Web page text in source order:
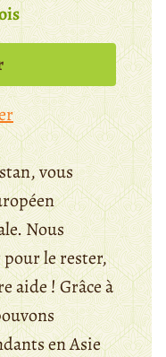
vous
Nous
le rester,
aide ! Grâce à
en Asie